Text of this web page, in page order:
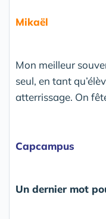
Mikaël
Mon meilleur
seul, en tant
atterrissage. On
Capcampus
Un dernier mot